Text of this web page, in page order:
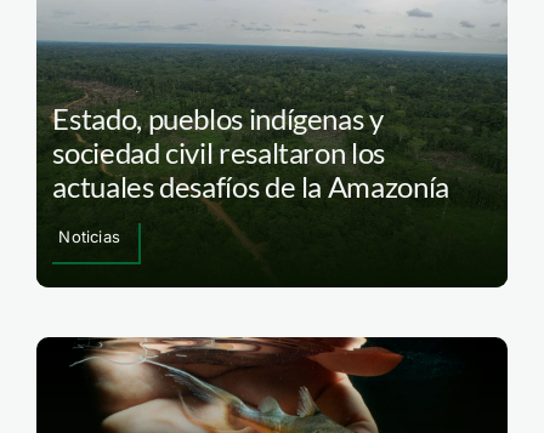
Estado, pueblos indígenas y
sociedad civil resaltaron los
actuales desafíos de la Amazonía
Noticias